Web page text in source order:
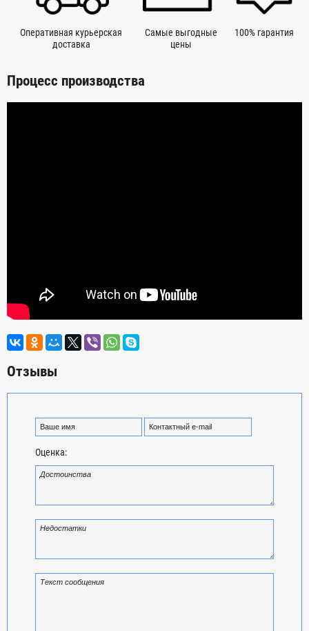
Оперативная курьерская
доставка
Самые выгодные
цены
100% гарантия
Процесс производства
Отзывы
Оценка: